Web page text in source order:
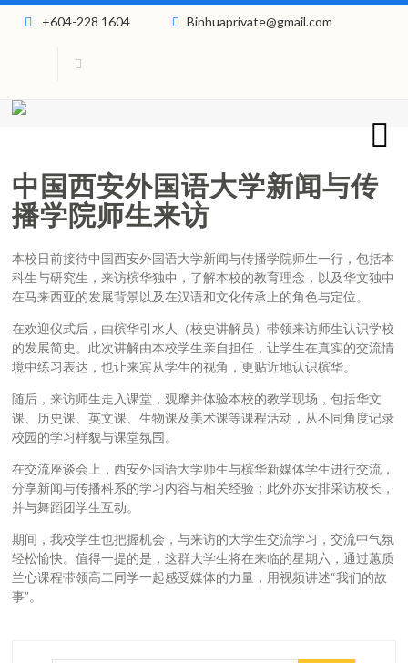
+604-228 1604 Binhuaprivate@gmail.com
中国西安外国语大学新闻与传
播学院师生来访
本校日前接待中国西安外国语大学新闻与传播学院师生一行，包括本
科生与研究生，来访槟华独中，了解本校的教育理念，以及华文独中
在马来西亚的发展背景以及在汉语和文化传承上的角色与定位。
在欢迎仪式后，由槟华引水人（校史讲解员）带领来访师生认识学校
的发展简史。此次讲解由本校学生亲自担任，让学生在真实的交流情
境中练习表达，也让来宾从学生的视角，更贴近地认识槟华。
随后，来访师生走入课堂，观摩并体验本校的教学现场，包括华文
课、历史课、英文课、生物课及美术课等课程活动，从不同角度记录
校园的学习样貌与课堂氛围。
在交流座谈会上，西安外国语大学师生与槟华新媒体学生进行交流，
分享新闻与传播科系的学习内容与相关经验；此外亦安排采访校长，
并与舞蹈团学生互动。
期间，我校学生也把握机会，与来访的大学生交流学习，交流中气氛
轻松愉快。值得一提的是，这群大学生将在来临的星期六，通过蕙质
兰心课程带领高二同学一起感受媒体的力量，用视频讲述“我们的故
事”。